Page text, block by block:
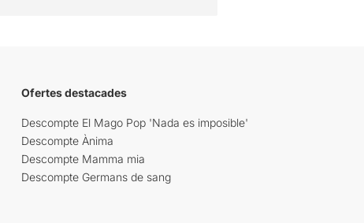
Ofertes destacades
Descompte El Mago Pop 'Nada es imposible'
Descompte Ànima
Descompte Mamma mia
Descompte Germans de sang